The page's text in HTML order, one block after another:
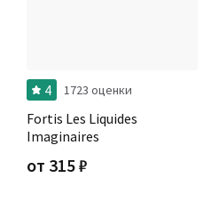
4 1723 оценки
Fortis Les Liquides
Imaginaires
от 315₽